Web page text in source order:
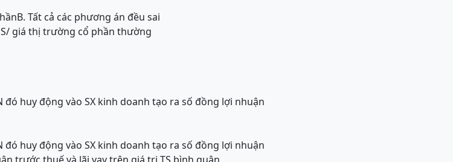
B. Tất cả các phương án đều sai
giá thị trường cổ phần thường
huy động vào SX kinh doanh tạo ra số đồng lợi nhuận
huy động vào SX kinh doanh tạo ra số đồng lợi nhuận